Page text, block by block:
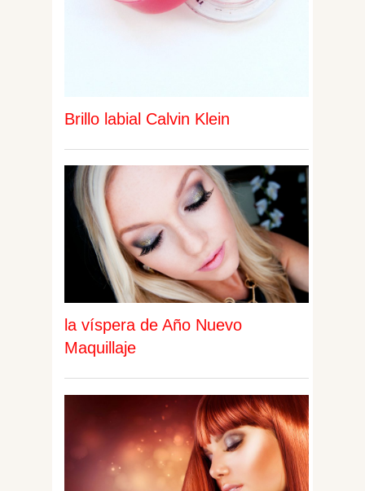
Brillo labial Calvin Klein
la víspera de Año Nuevo
Maquillaje